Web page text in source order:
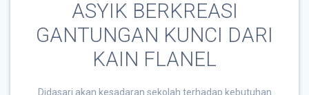
ASYIK BERKREASI
GANTUNGAN KUNCI DARI
KAIN FLANEL
Didasari akan kesadaran sekolah terhadap kebutuhan